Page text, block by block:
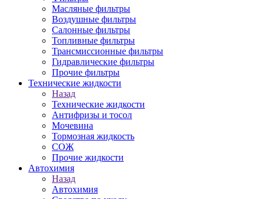
Масляные фильтры
Воздушные фильтры
Салонные фильтры
Топливные фильтры
Трансмиссионные фильтры
Гидравлические фильтры
Прочие фильтры
Технические жидкости
Назад
Технические жидкости
Антифризы и тосол
Мочевина
Тормозная жидкость
СОЖ
Прочие жидкости
Автохимия
Назад
Автохимия